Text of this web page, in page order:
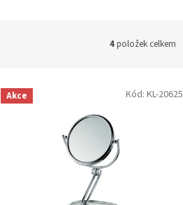
4položek celkem
Akce Kód: KL-20625